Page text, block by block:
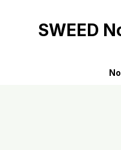
SWEED